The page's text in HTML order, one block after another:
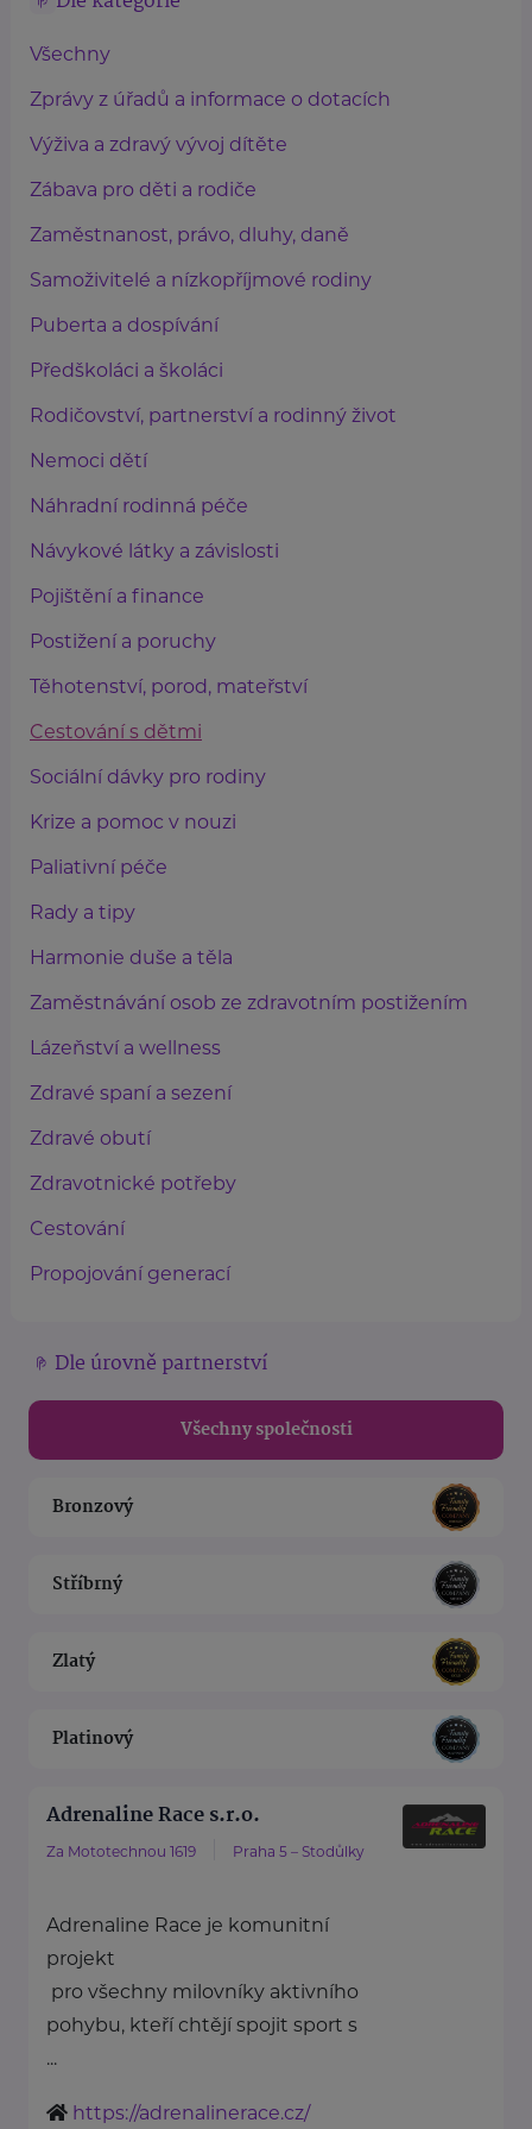
Všechny
Zprávy z úřadů a informace o dotacích
Výživa a zdravý vývoj dítěte
Zábava pro děti a rodiče
Zaměstnanost, právo, dluhy, daně
Samoživitelé a nízkopříjmové rodiny
Puberta a dospívání
Předškoláci a školáci
Rodičovství, partnerství a rodinný život
Nemoci dětí
Náhradní rodinná péče
Návykové látky a závislosti
Pojištění a finance
Postižení a poruchy
Těhotenství, porod, mateřství
Cestování s dětmi
Sociální dávky pro rodiny
Krize a pomoc v nouzi
Paliativní péče
Rady a tipy
Harmonie duše a těla
Zaměstnávání osob ze zdravotním postižením
Lázeňství a wellness
Zdravé spaní a sezení
Zdravé obutí
Zdravotnické potřeby
Cestování
Propojování generací
Dle úrovně partnerství
Všechny společnosti
Bronzový
Stříbrný
Zlatý
Platinový
Adrenaline Race s.r.o.
Za Mototechnou 1619 Praha 5 – Stodůlky
Adrenaline Race je komunitní
projekt
pro všechny milovníky aktivního
pohybu, kteří chtějí spojit sport s
...
https://adrenalinerace.cz/